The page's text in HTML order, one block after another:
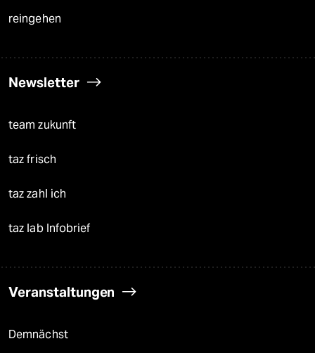
reingehen
Newsletter
team zukunft
taz frisch
taz zahl ich
taz lab Infobrief
Veranstaltungen
Demnächst